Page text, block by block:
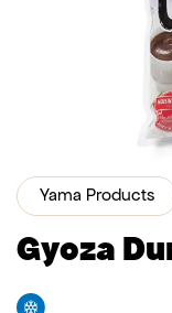
Yama Products
Gyoza